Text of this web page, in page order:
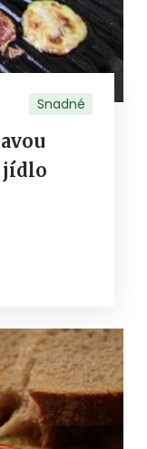
Snadné
jídlo